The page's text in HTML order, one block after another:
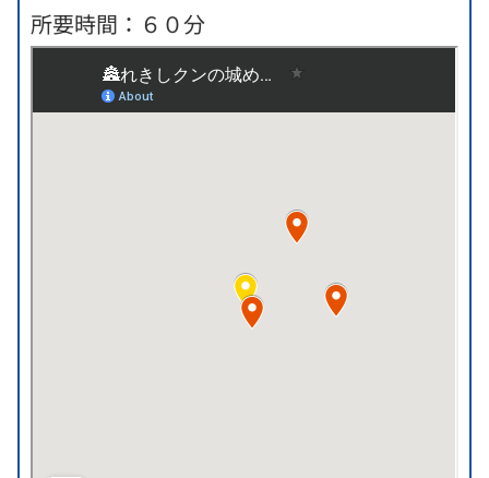
所要時間：６０分